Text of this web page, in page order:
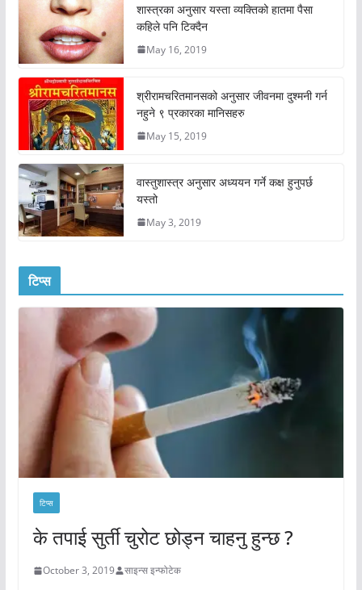
शास्त्रका अनुसार यस्ता व्यक्तिको हातमा पैसा
कहिले पनि टिक्दैन
May 16, 2019
श्रीरामचरितमानसको अनुसार जीवनमा दुश्मनी गर्न
नहुने ९ प्रकारका मानिसहरु
May 15, 2019
वास्तुशास्त्र अनुसार अध्ययन गर्ने कक्ष हुनुपर्छ
यस्तो
May 3, 2019
टिप्स
टिप्स
के तपाई सुर्ती चुरोट छोड्न चाहनु हुन्छ ?
October 3, 2019 साइन्स इन्फोटेक